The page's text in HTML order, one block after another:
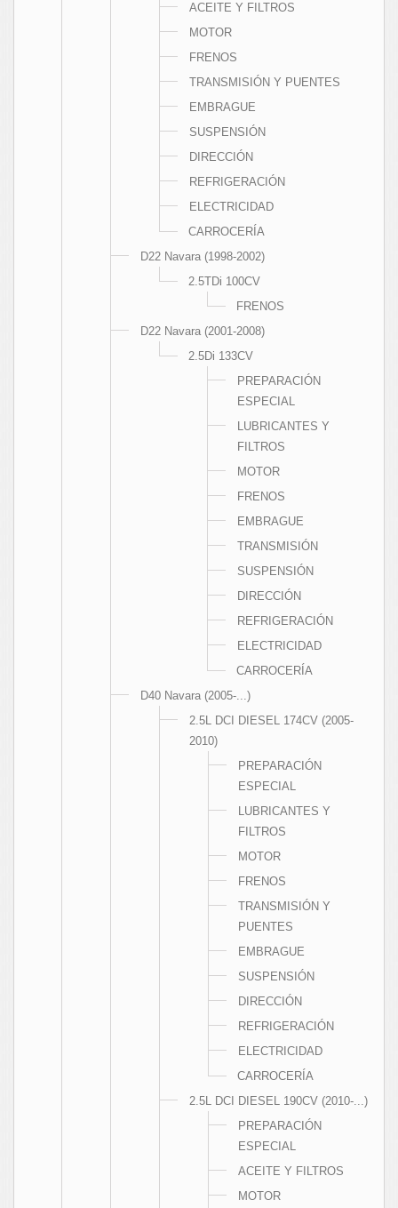
ACEITE Y FILTROS
MOTOR
FRENOS
TRANSMISIÓN Y PUENTES
EMBRAGUE
SUSPENSIÓN
DIRECCIÓN
REFRIGERACIÓN
ELECTRICIDAD
CARROCERÍA
D22 Navara (1998-2002)
2.5TDi 100CV
FRENOS
D22 Navara (2001-2008)
2.5Di 133CV
PREPARACIÓN
ESPECIAL
LUBRICANTES Y
FILTROS
MOTOR
FRENOS
EMBRAGUE
TRANSMISIÓN
SUSPENSIÓN
DIRECCIÓN
REFRIGERACIÓN
ELECTRICIDAD
CARROCERÍA
D40 Navara (2005-...)
2.5L DCI DIESEL 174CV (2005-
2010)
PREPARACIÓN
ESPECIAL
LUBRICANTES Y
FILTROS
MOTOR
FRENOS
TRANSMISIÓN Y
PUENTES
EMBRAGUE
SUSPENSIÓN
DIRECCIÓN
REFRIGERACIÓN
ELECTRICIDAD
CARROCERÍA
2.5L DCI DIESEL 190CV (2010-...)
PREPARACIÓN
ESPECIAL
ACEITE Y FILTROS
MOTOR